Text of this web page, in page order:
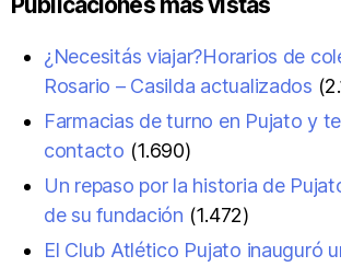
¿Necesitás viajar?Horarios de
Rosario – Casilda actualizados
Farmacias de turno en Pujato y
contacto (1.690)
Un repaso por la historia de
de su fundación (1.472)
El Club Atlético Pujato inauguró